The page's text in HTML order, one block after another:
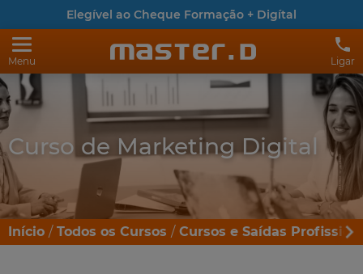
Elegível ao Cheque Formação + Digítal
Menu Ligar
Curso de Marketing Digital
Início Todos os Cursos Cursos e Saídas